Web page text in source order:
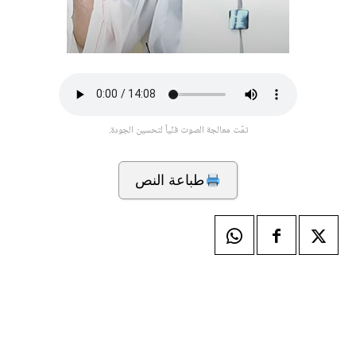
تمّت معالجة الصوت فنّياً لتحسين الجودة.
طباعة النص